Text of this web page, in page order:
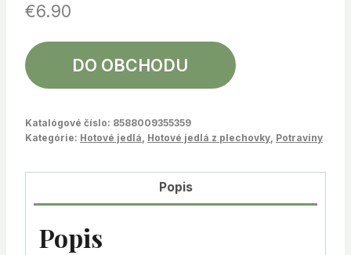
€6.90
DO OBCHODU
Katalógové číslo: 8588009355359
Kategórie: Hotové jedlá Hotové jedlá z plechovky Potraviny
Popis
Popis